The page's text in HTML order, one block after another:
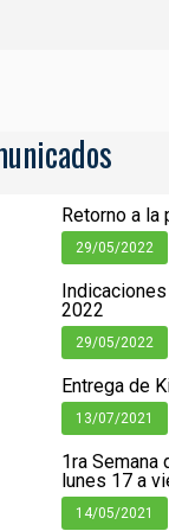
Retorno a la
29/05/2022
2022
29/05/2022
Entrega de
13/07/2021
1ra Semana
lunes 17 a
14/05/2021